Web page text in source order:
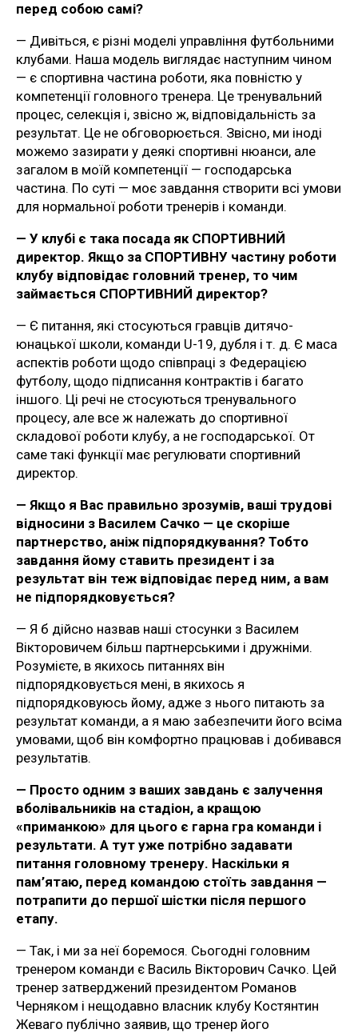
перед собою самі?
— Дивіться, є різні моделі управління футбольними
клубами. Наша модель виглядає наступним чином
— є спортивна частина роботи, яка повністю у
компетенції головного тренера. Це тренувальний
процес, селекція і, звісно ж, відповідальність за
результат. Це не обговорюється. Звісно, ми іноді
можемо зазирати у деякі спортивні нюанси, але
загалом в моїй компетенції — господарська
частина. По суті — моє завдання створити всі умови
для нормальної роботи тренерів і команди.
— У клубі є така посада як СПОРТИВНИЙ
директор. Якщо за СПОРТИВНУ частину роботи
клубу відповідає головний тренер, то чим
займається СПОРТИВНИЙ директор?
— Є питання, які стосуються гравців дитячо-
юнацької школи, команди U-19, дубля і т. д. Є маса
аспектів роботи щодо співпраці з Федерацією
футболу, щодо підписання контрактів і багато
іншого. Ці речі не стосуються тренувального
процесу, але все ж належать до спортивної
складової роботи клубу, а не господарської. От
саме такі функції має регулювати спортивний
директор.
— Якщо я Вас правильно зрозумів, ваші трудові
відносини з Василем Сачко — це скоріше
партнерство, аніж підпорядкування? Тобто
завдання йому ставить президент і за
результат він теж відповідає перед ним, а вам
не підпорядковується?
— Я б дійсно назвав наші стосунки з Василем
Вікторовичем більш партнерськими і дружніми.
Розумієте, в якихось питаннях він
підпорядковується мені, в якихось я
підпорядковуюсь йому, адже з нього питають за
результат команди, а я маю забезпечити його всіма
умовами, щоб він комфортно працював і добивався
результатів.
— Просто одним з ваших завдань є залучення
вболівальників на стадіон, а кращою
«приманкою» для цього є гарна гра команди і
результати. А тут уже потрібно задавати
питання головному тренеру. Наскільки я
пам’ятаю, перед командою стоїть завдання —
потрапити до першої шістки після першого
етапу.
— Так, і ми за неї боремося. Сьогодні головним
тренером команди є Василь Вікторович Сачко. Цей
тренер затверджений президентом Романов
Черняком і нещодавно власник клубу Костянтин
Жеваго публічно заявив, що тренер його